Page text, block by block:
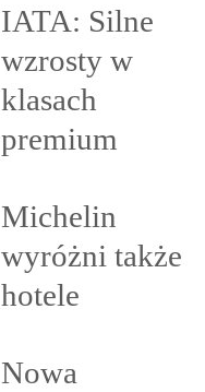
IATA: Silne
wzrosty w
klasach
premium
Michelin
wyróżni także
hotele
Nowa